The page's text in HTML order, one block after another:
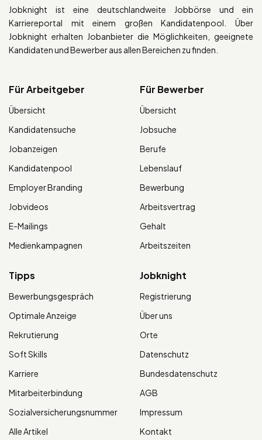
Jobknight ist eine deutschlandweite Jobbörse und ein
Karriereportal mit einem großen Kandidatenpool. Über
Jobknight erhalten Jobanbieter die Möglichkeiten, geeignete
Kandidaten und Bewerber aus allen Bereichen zu finden.
Für Arbeitgeber
Übersicht
Kandidatensuche
Jobanzeigen
Kandidatenpool
Employer Branding
Jobvideos
E-Mailings
Medienkampagnen
Für Bewerber
Übersicht
Jobsuche
Berufe
Lebenslauf
Bewerbung
Arbeitsvertrag
Gehalt
Arbeitszeiten
Tipps
Bewerbungsgespräch
Optimale Anzeige
Rekrutierung
Soft Skills
Karriere
Mitarbeiterbindung
Sozialversicherungsnummer
Alle Artikel
Jobknight
Registrierung
Über uns
Orte
Datenschutz
Bundesdatenschutz
AGB
Impressum
Kontakt